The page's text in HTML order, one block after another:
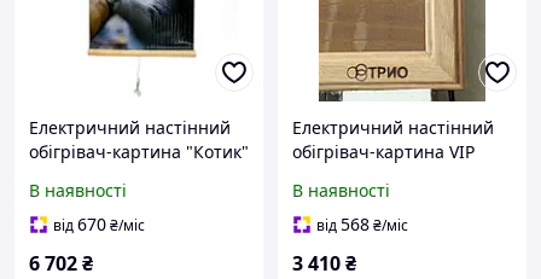
Електричний настінний
обігрівач-картина "Котик"
В наявності
від670₴/міс
6 702₴
Електричний настінний
обігрівач-картина VIP
В наявності
від568₴/міс
3 410₴